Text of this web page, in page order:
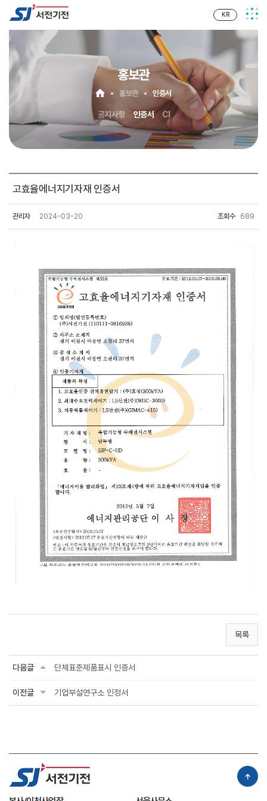
KR
홍보관
홍보관 인증서
공지사항 인증서 CI
고효율에너지기자재 인증서
관리자 2024-03-20 조회수 689
목록
다음글 단체표준제품표시 인증서
이전글 기업부설연구소 인정서